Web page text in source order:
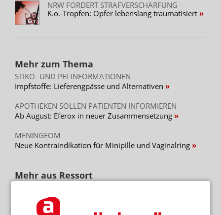
NRW FORDERT STRAFVERSCHÄRFUNG
K.o.-Tropfen: Opfer lebenslang traumatisiert
Mehr zum Thema
STIKO- UND PEI-INFORMATIONEN
Impfstoffe: Lieferengpässe und Alternativen
APOTHEKEN SOLLEN PATIENTEN INFORMIEREN
Ab August: Eferox in neuer Zusammensetzung
MENINGEOM
Neue Kontraindikation für Minipille und Vaginalring
Mehr aus Ressort
Wegovy-Tablette ab September verfügbar